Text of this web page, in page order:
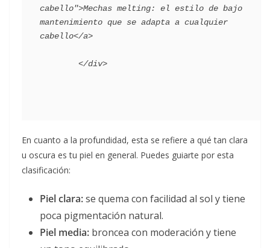
cabello">Mechas melting: el estilo de bajo
mantenimiento que se adapta a cualquier
cabello</a>
En cuanto a la profundidad, esta se refiere a qué tan clara
u oscura es tu piel en general. Puedes guiarte por esta
clasificación:
Piel clara:se quema con facilidad al sol y tiene
poca pigmentación natural.
Piel media: broncea con moderación y tiene